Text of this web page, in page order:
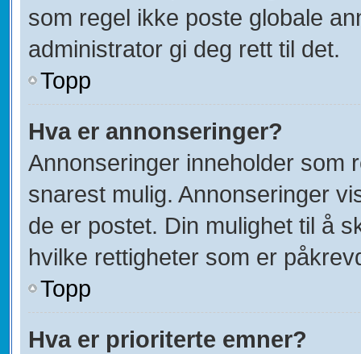
som regel ikke poste globale
administrator gi deg rett til det.
Topp
Hva er annonseringer?
Annonseringer inneholder som
snarest mulig. Annonseringer
de er postet. Din mulighet til å
hvilke rettigheter som er
Topp
Hva er prioriterte emner?